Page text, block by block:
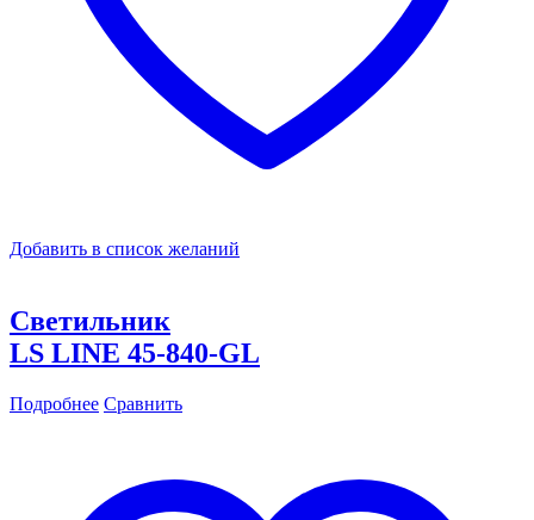
Добавить в список желаний
Светильник
LS LINE 45-840-GL
Подробнее Сравнить